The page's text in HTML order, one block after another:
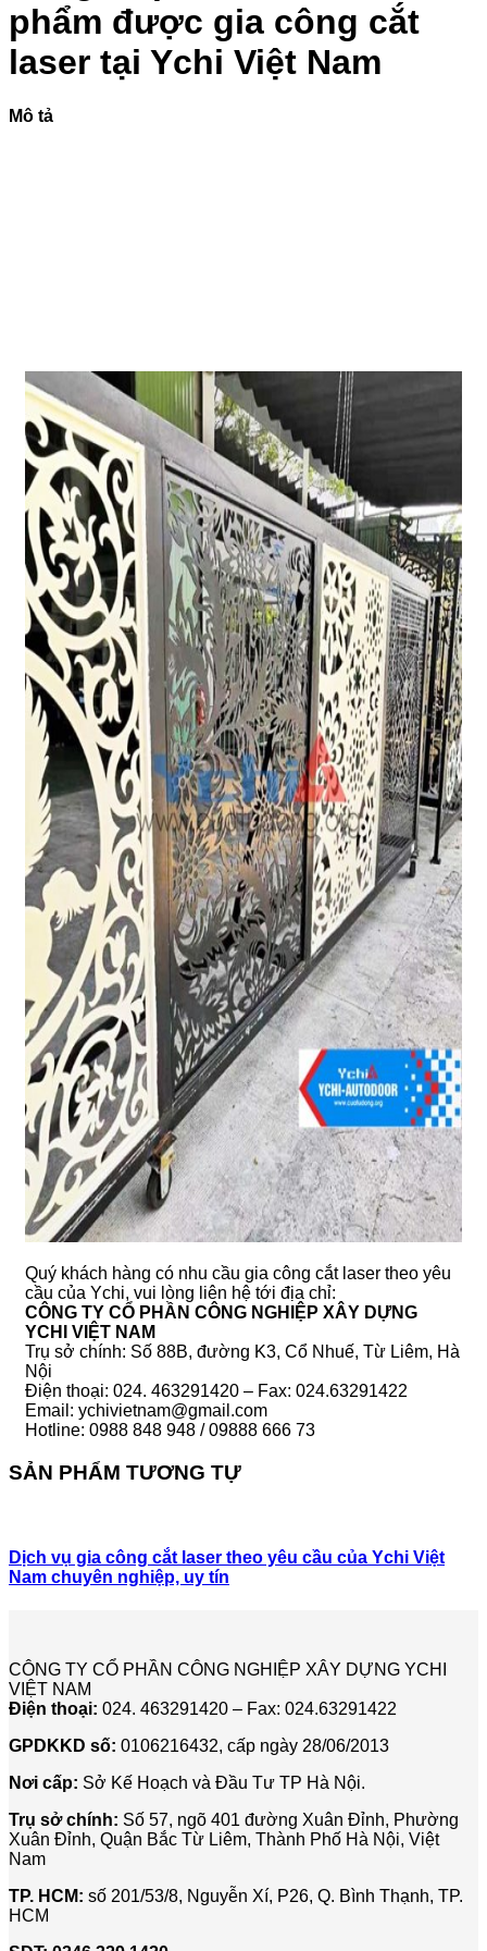
103
minh
Biến
Cách
phẩm được gia công cắt
laser tại Ychi Việt Nam
Mô tả
Quý khách hàng có nhu cầu gia công cắt laser theo yêu
cầu của Ychi, vui lòng liên hệ tới địa chỉ:
CÔNG TY CỔ PHẦN CÔNG NGHIỆP XÂY DỰNG
YCHI VIỆT NAM
Trụ sở chính: Số 88B, đường K3, Cổ Nhuế, Từ Liêm, Hà
Nội
Điện thoại: 024. 463291420 – Fax: 024.63291422
Email: ychivietnam@gmail.com
Hotline: 0988 848 948 / 09888 666 73
SẢN PHẨM TƯƠNG TỰ
Dịch vụ gia công cắt laser theo yêu cầu của Ychi Việt
Nam chuyên nghiệp, uy tín
CÔNG TY CỔ PHẦN CÔNG NGHIỆP XÂY DỰNG YCHI
VIỆT NAM
Điện thoại: 024. 463291420 – Fax: 024.63291422
GPDKKD số: 0106216432, cấp ngày 28/06/2013
Nơi cấp: Sở Kế Hoạch và Đầu Tư TP Hà Nội.
Trụ sở chính: Số 57, ngõ 401 đường Xuân Đỉnh, Phường
Xuân Đỉnh, Quận Bắc Từ Liêm, Thành Phố Hà Nội, Việt
Nam
TP. HCM: số 201/53/8, Nguyễn Xí, P26, Q. Bình Thạnh, TP.
HCM